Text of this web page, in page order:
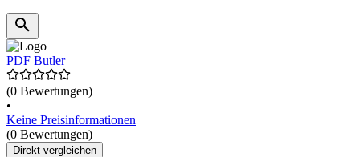
PDF Butler
(0 Bewertungen)
•
Keine Preisinformationen
(0 Bewertungen)
Direkt vergleichen